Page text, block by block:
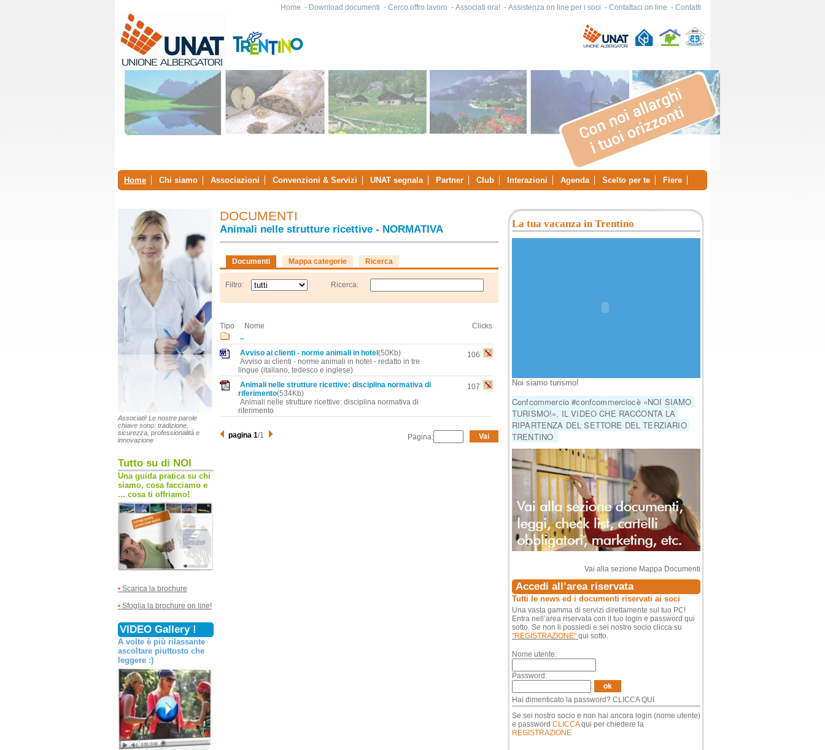
Home - Download documenti - Cerco offro lavoro - Associati ora! - Assistenza on line per i soci - Contattaci on line - Contatti
Home Chi siamo Associazioni Convenzioni & Servizi UNAT segnala Partner Club Interazioni Agenda Scelto per te Fiere
Associati! Le nostre parole
chiave sono: tradizione,
sicurezza, professionalità e
innovazione
Tutto su di NOI
Una guida pratica su chi
siamo, cosa facciamo e
... cosa ti offriamo!
• Scarica la brochure
• Sfoglia la brochure on line!
VIDEO Gallery !
A volte è più rilassante
ascoltare piuttosto che
leggere :)
DOCUMENTI
Animali nelle strutture ricettive - NORMATIVA
Documenti Mappa categorie Ricerca
Filtro: Ricerca:
Tipo Nome
Clicks
..
Avviso ai clienti - norme animali in hotel (50Kb)
Avviso ai clienti - norme animali in hotel - redatto in tre
lingue (italiano, tedesco e inglese)
106
Animali nelle strutture ricettive: disciplina normativa di
riferimento(534Kb)
Animali nelle strutture ricettive: disciplina normativa di
riferimento
107
pagina 1/1 Pagina: Vai
La tua vacanza in Trentino
Noi siamo turismo!
Confcommercio #confcommerciocè «NOI SIAMO
TURISMO!», IL VIDEO CHE RACCONTA LA
RIPARTENZA DEL SETTORE DEL TERZIARIO
TRENTINO
Vai alla sezione Mappa Documenti
Accedi all’area riservata
Tutti le news ed i documenti riservati ai soci
Una vasta gamma di servizi direttamente sul tuo PC!
Entra nell’area riservata con il tuo login e password qui
sotto. Se non li possiedi e sei nostro socio clicca su
"REGISTRAZIONE" qui sotto.
Nome utente:
Password:
ok
Hai dimenticato la password? CLICCA QUI
Se sei nostro socio e non hai ancora login (nome utente)
e password CLICCAqui per chiedere la
REGISTRAZIONE